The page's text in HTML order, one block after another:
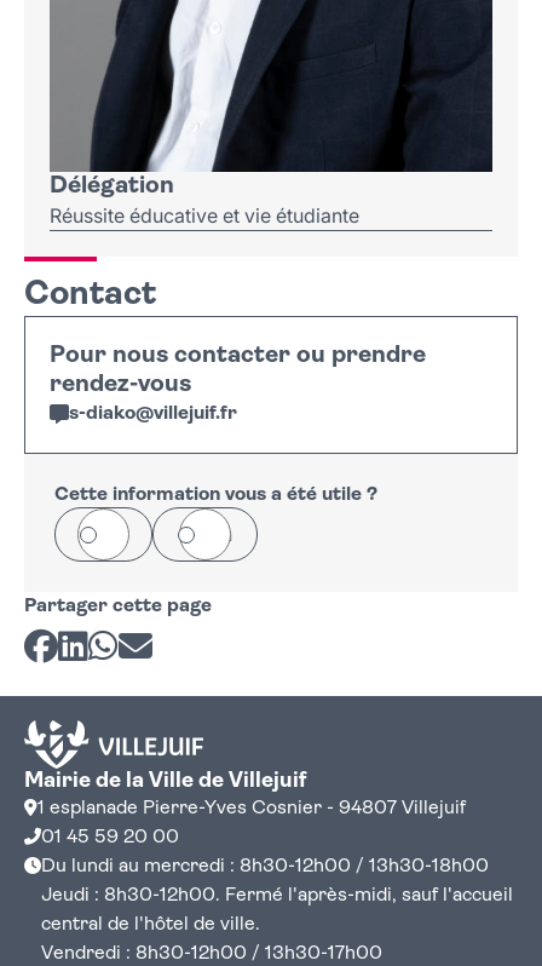
Délégation
Réussite éducative et vie étudiante
Contact
Pour nous contacter ou prendre
rendez-vous
s-diako@villejuif.fr
Cette information vous a été utile ?
Oui Non
Partager cette page
Partager sur Facebook
Partager sur LinkedIn
Partager sur Whatsapp
Partager par courriel
Mairie de la Ville de Villejuif
1 esplanade Pierre-Yves Cosnier - 94807 Villejuif
01 45 59 20 00
Du lundi au mercredi : 8h30-12h00 / 13h30-18h00
Jeudi : 8h30-12h00. Fermé l'après-midi, sauf l'accueil
central de l'hôtel de ville.
Vendredi : 8h30-12h00 / 13h30-17h00